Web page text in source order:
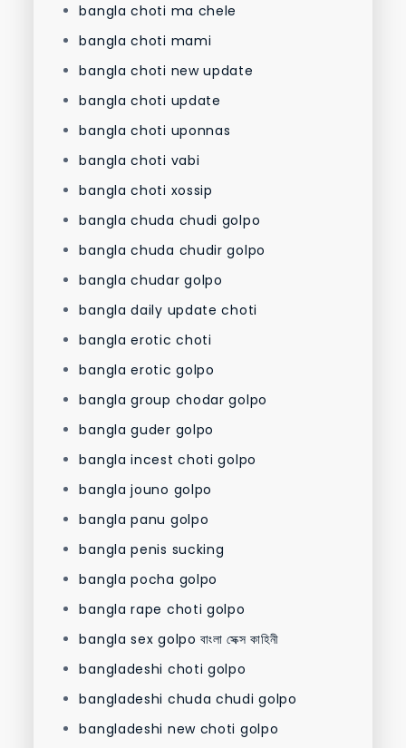
bangla choti ma chele
bangla choti mami
bangla choti new update
bangla choti update
bangla choti uponnas
bangla choti vabi
bangla choti xossip
bangla chuda chudi golpo
bangla chuda chudir golpo
bangla chudar golpo
bangla daily update choti
bangla erotic choti
bangla erotic golpo
bangla group chodar golpo
bangla guder golpo
bangla incest choti golpo
bangla jouno golpo
bangla panu golpo
bangla penis sucking
bangla pocha golpo
bangla rape choti golpo
bangla sex golpo বাংলা সেক্স কাহিনী
bangladeshi choti golpo
bangladeshi chuda chudi golpo
bangladeshi new choti golpo